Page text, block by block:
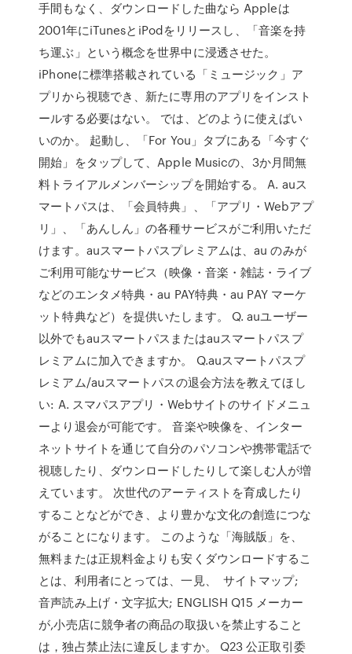
手間もなく、ダウンロードした曲なら Appleは
2001年にiTunesとiPodをリリースし、「音楽を持
ち運ぶ」という概念を世界中に浸透させた。
iPhoneに標準搭載されている「ミュージック」ア
プリから視聴でき、新たに専用のアプリをインスト
ールする必要はない。 では、どのように使えばい
いのか。 起動し、「For You」タブにある「今すぐ
開始」をタップして、Apple Musicの、3か月間無
料トライアルメンバーシップを開始する。 A. auス
マートパスは、「会員特典」、「アプリ・Webアプ
リ」、「あんしん」の各種サービスがご利用いただ
けます。auスマートパスプレミアムは、au のみが
ご利用可能なサービス（映像・音楽・雑誌・ライブ
などのエンタメ特典・au PAY特典・au PAY マーケ
ット特典など）を提供いたします。 Q. auユーザー
以外でもauスマートパスまたはauスマートパスプ
レミアムに加入できますか。 Q.auスマートパスプ
レミアム/auスマートパスの退会方法を教えてほし
い: A. スマパスアプリ・Webサイトのサイドメニュ
ーより退会が可能です。 音楽や映像を、インター
ネットサイトを通じて自分のパソコンや携帯電話で
視聴したり、ダウンロードしたりして楽しむ人が増
えています。 次世代のアーティストを育成したり
することなどができ、より豊かな文化の創造につな
がることになります。 このような「海賊版」を、
無料または正規料金よりも安くダウンロードするこ
とは、利用者にとっては、一見、 サイトマップ;
音声読み上げ・文字拡大; ENGLISH Q15 メーカー
が,小売店に競争者の商品の取扱いを禁止すること
は，独占禁止法に違反しますか。 Q23 公正取引委